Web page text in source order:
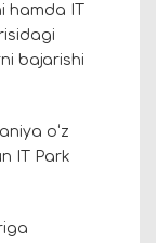
IT
bajarishi
oʻz
IT Park